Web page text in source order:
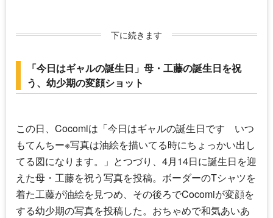
下に続きます
「今日はギャルの誕生日」母・工藤の誕生日を祝
う、幼少期の変顔ショット
この日、 Cocomiは「今日はギャルの誕生日です いつ
もてんちー※写真は油絵を描いてる時にちょっかい出し
てる図になります。」とつづり、4月14日に誕生日を迎
えた母・工藤を祝う写真を投稿。ボーダーのTシャツを
着た工藤が油絵を見つめ、その後ろでCocomiが変顔を
する幼少期の写真を投稿した。おちゃめで和気あいあ